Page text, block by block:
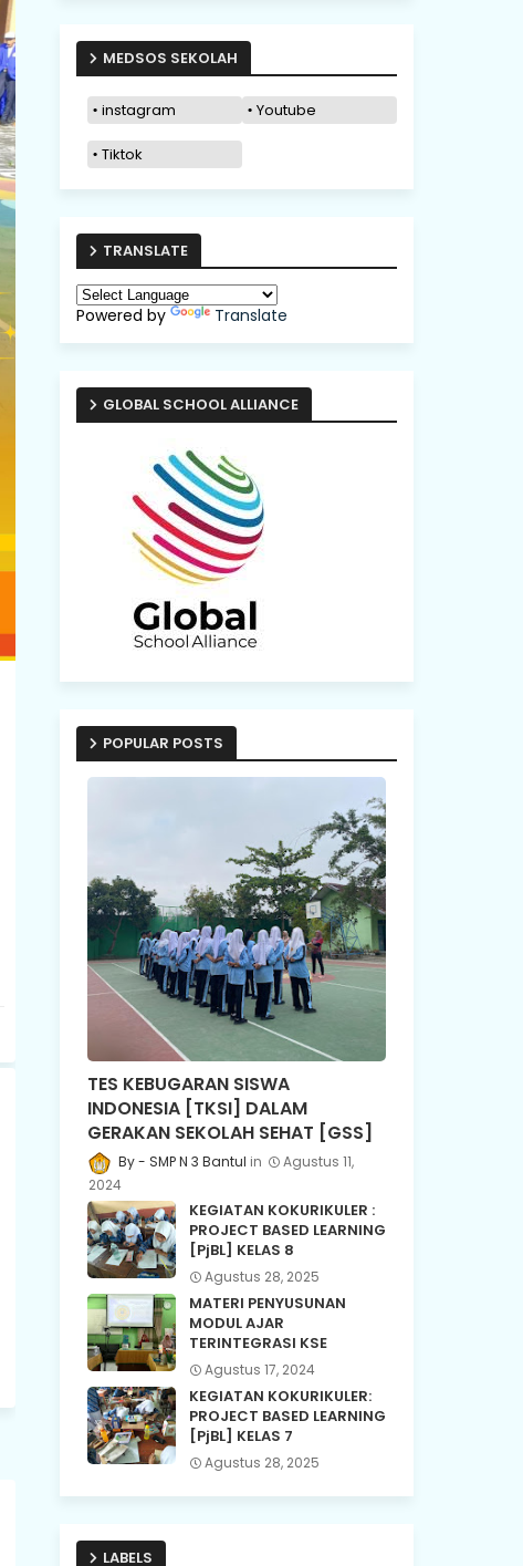
MEDSOS SEKOLAH
instagram Youtube
Tiktok
TRANSLATE
Powered by Translate
GLOBAL SCHOOL ALLIANCE
POPULAR POSTS
TES KEBUGARAN SISWA
INDONESIA [TKSI] DALAM
GERAKAN SEKOLAH SEHAT [GSS]
SMP N 3 Bantul
Agustus 11,
2024
KEGIATAN KOKURIKULER :
PROJECT BASED LEARNING
[PjBL] KELAS 8
Agustus 28, 2025
MATERI PENYUSUNAN
MODUL AJAR
TERINTEGRASI KSE
Agustus 17, 2024
KEGIATAN KOKURIKULER:
PROJECT BASED LEARNING
[PjBL] KELAS 7
Agustus 28, 2025
LABELS